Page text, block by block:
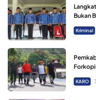
Bukan
Kriminal
KARO